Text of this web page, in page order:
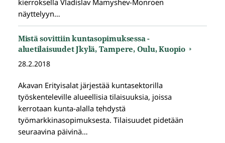
näyttelyyn…
Mistä sovittiin kuntasopimuksessa -
aluetilaisuudet Jkylä, Tampere, Oulu, Kuopio
28.2.2018
Akavan Erityisalat järjestää kuntasektorilla
työskenteleville alueellisia tilaisuuksia, joissa
kerrotaan kunta-alalla tehdystä
työmarkkinasopimuksesta. Tilaisuudet pidetään
seuraavina päivinä…